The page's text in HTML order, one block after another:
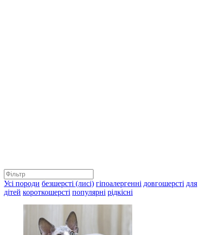
Усі породи безшерсті (лисі) гіпоалергенні довгошерсті для
дітей короткошерсті популярні рідкісні